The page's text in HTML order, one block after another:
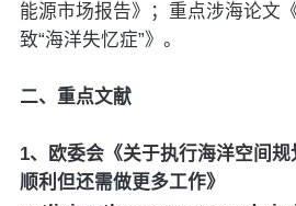
能源市场报告》；重点涉海论文
致“海洋失忆症”》。
二、重点文献
1、欧委会《关于执行海洋空间
顺利但还需做更多工作》